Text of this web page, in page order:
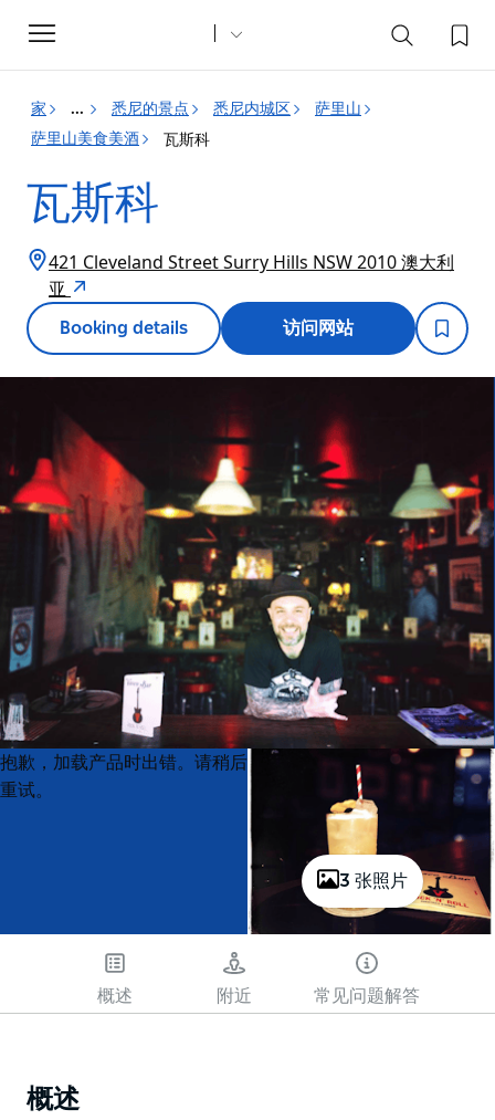
Toggle
navigation
家 ... 悉尼的景点 悉尼内城区
萨里山
萨里山美食美酒
瓦斯科
瓦斯科
421 Cleveland Street Surry Hills NSW 2010 澳大利
亚
Booking details 访问网站
3 张照片
Product
List
Product
List
抱歉，加载产品时出错。请稍后
重试。
概述 附近 常见问题解答
概述